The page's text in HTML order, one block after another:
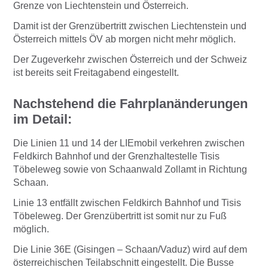
Grenze von Liechtenstein und Österreich.
Damit ist der Grenzübertritt zwischen Liechtenstein und
Österreich mittels ÖV ab morgen nicht mehr möglich.
Der Zugeverkehr zwischen Österreich und der Schweiz
ist bereits seit Freitagabend eingestellt.
Nachstehend die Fahrplanänderungen
im Detail:
Die Linien 11 und 14 der LIEmobil verkehren zwischen
Feldkirch Bahnhof und der Grenzhaltestelle Tisis
Töbeleweg sowie von Schaanwald Zollamt in Richtung
Schaan.
Linie 13 entfällt zwischen Feldkirch Bahnhof und Tisis
Töbeleweg. Der Grenzübertritt ist somit nur zu Fuß
möglich.
Die Linie 36E (Gisingen – Schaan/Vaduz) wird auf dem
österreichischen Teilabschnitt eingestellt. Die Busse